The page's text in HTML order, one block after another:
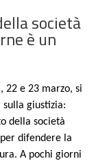
società
è un
22 e 23 marzo, si
giustizia:
della società
difendere la
A pochi giorni